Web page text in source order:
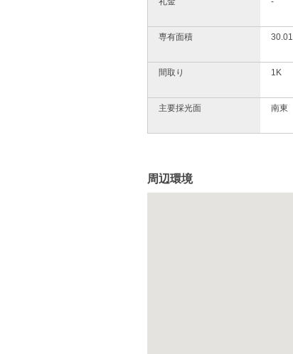
専有面積
間取り 1K
主要採光面 南東
周辺環境